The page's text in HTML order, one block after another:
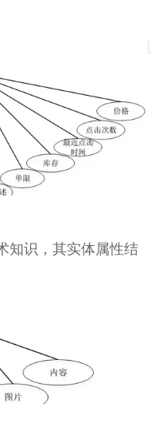
知识，其实体属性结